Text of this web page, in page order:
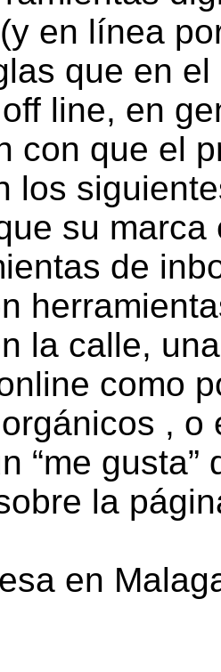
en línea
que en
line, en
con que el
los
su
de
la calle,
como
,
“me
la
en